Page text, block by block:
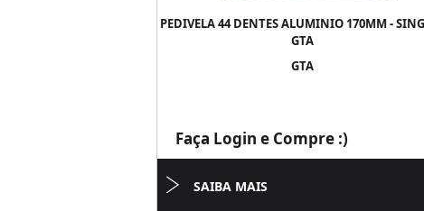
PEDIVELA 44 DENTES ALUMINIO 170MM -
GTA
GTA
Faça Login e Compre :)
SAIBA MAIS